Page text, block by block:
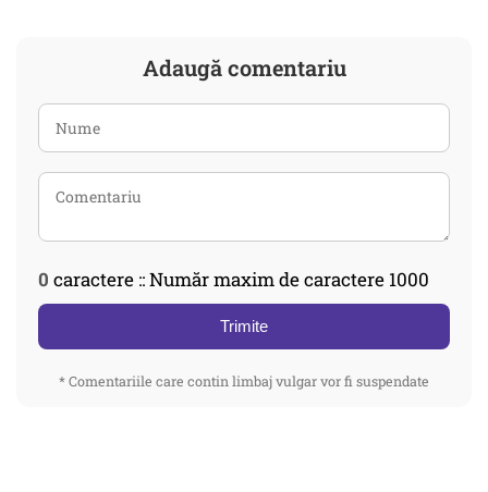
Adaugă comentariu
0 caractere :: Număr maxim de caractere 1000
Trimite
* Comentariile care contin limbaj vulgar vor fi suspendate